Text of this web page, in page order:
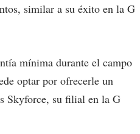
similar a su éxito en la G
mínima durante el campo
optar por ofrecerle un
Skyforce, su filial en la G